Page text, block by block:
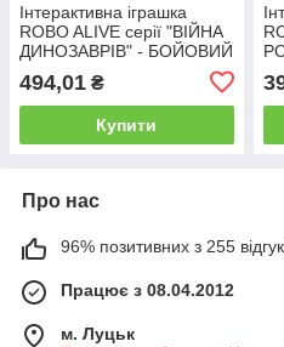
Інтерактивна іграшка
ROBO ALIVE серії "ВІЙНА
ДИНОЗАВРІВ" - БОЙОВИЙ
494,01 ₴
Купити
Про нас
96% позитивних з 255
Працює з 08.04.2012
м. Луцьк